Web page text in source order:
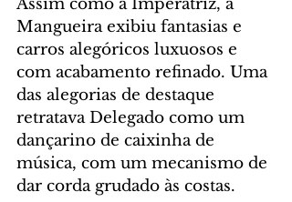
Assim como a Imperatriz, a
Mangueira exibiu fantasias e
carros alegóricos luxuosos e
com acabamento refinado. Uma
das alegorias de destaque
retratava Delegado como um
dançarino de caixinha de
música, com um mecanismo de
dar corda grudado às costas.